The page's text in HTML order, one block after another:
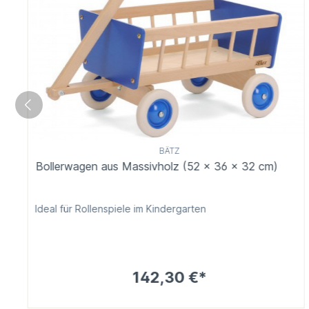
BÄTZ
Bollerwagen aus Massivholz (52 x 36 x 32 cm)
Ideal für Rollenspiele im Kindergarten
142,30 €*